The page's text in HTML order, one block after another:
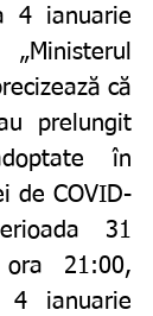
4 ianuarie
că
prelungit
în
de COVID-
31
ora 21:00,
ianuarie